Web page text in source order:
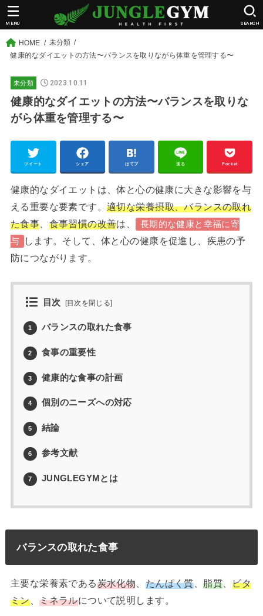
SEARCH
MENU
HOME
未分類
健康的なダイエットの方法〜バランスを取りながら体重を管理する〜
未分類 2023.10.11
健康的なダイエットの方法〜バランスを取りな
がら体重を管理する〜
ツイート シェア はてブ 送る Pocket
健康的なダイエットは、体と心の健康に大きな影響を与
える重要な要素です。適切な栄養摂取、バランスの取れ
た食事
食事習慣の改善は、
長期的な健康と幸福に寄
与
します。そして、体と心の健康を促進し、疾患の予
防につながります。
目次 [目次を閉じる]
1 バランスの取れた食事
2 食事の重要性
3 健康的な食事の計画
4 個別のニーズへの対応
5 結論
6 参考文献
7 JUNGLEGYMとは
バランスの取れた食事
主要な栄養素である炭水化物 たんぱく質、脂質 、ビタ
ミン、ミネラルについて説明します。